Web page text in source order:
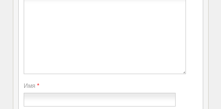
Имя *